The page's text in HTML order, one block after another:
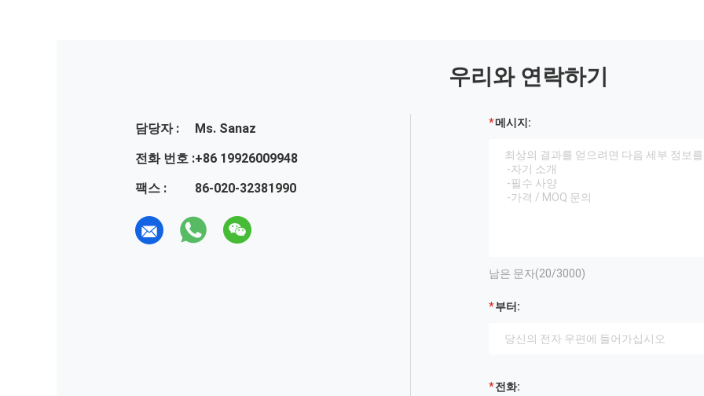
우리와 연락하기
담당자 :
Ms. Sanaz
전화 번호 :+86 19926009948
팩스 :
86-020-32381990
메시지:
남은 문자(20/3000)
부터:
전화: